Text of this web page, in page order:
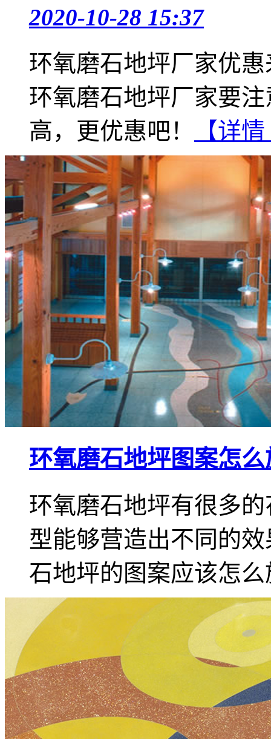
2020-10-28 15:37
环氧磨石地坪厂家优
环氧磨石地坪厂家要
高，更优惠吧！
【详
环氧磨石地坪图案怎
环氧磨石地坪有很多
型能够营造出不同的
石地坪的图案应该怎